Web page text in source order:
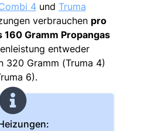
4und Truma
verbrauchen pro
Gramm Propangas
entweder
320 Gramm (Truma 4)
6).